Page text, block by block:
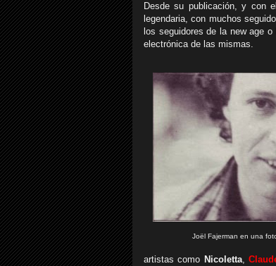
Desde su publicación, y con
legendaria, con muchos
los seguidores de la new age
electrónica de las mismas.
Joël Fajerman en una
artistas como Nicoletta,